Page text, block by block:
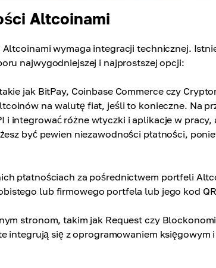
Altcoinami
wymaga integracji technicznej.
najwygodniejszej i najprostszej opcji:
jak BitPay, Coinbase Commerce czy
na walutę fiat, jeśli to konieczne. Na
integrować różne wtyczki i aplikacje w pracy,
być pewien niezawodności płatności,
płatnościach za pośrednictwem portfeli
lub firmowego portfela lub jego kod
stronom, takim jak Request czy
integrują się z oprogramowaniem księgowym